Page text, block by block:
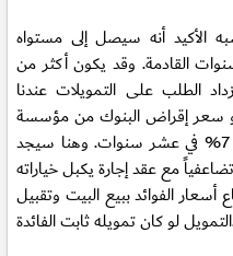
حدود 1% ومن شبه الأكيد أنه سيصل إلى مستواه
السنوات القادمة. وقد يكون أكثر من
الطلب على التمويلات عندنا
سعر إقراض البنوك من مؤسسة
النقد- وعليه فإن السايبر قد يصل إلى 7% في عشر سنوات. وهنا سيجد
مع عقد إجارة يكبل خياراته
الفوائد ببيع البيت وتقبيل
الفائدة.